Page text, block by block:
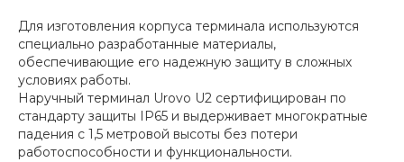
Для изготовления корпуса терминала используются
специально разработанные материалы,
обеспечивающие его надежную защиту в сложных
условиях работы.
Наручный терминал Urovo U2 сертифицирован по
стандарту защиты IP65 и выдерживает многократные
падения с 1,5 метровой высоты без потери
работоспособности и функциональности.